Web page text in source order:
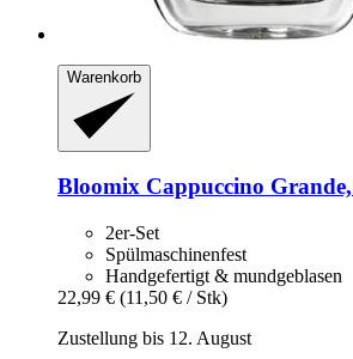
Warenkorb
Bloomix Cappuccino
2er-Set
Spülmaschinenfest
Handgefertigt & mundgeblasen
22,99 € (11,50 € / Stk)
Zustellung bis 12. August